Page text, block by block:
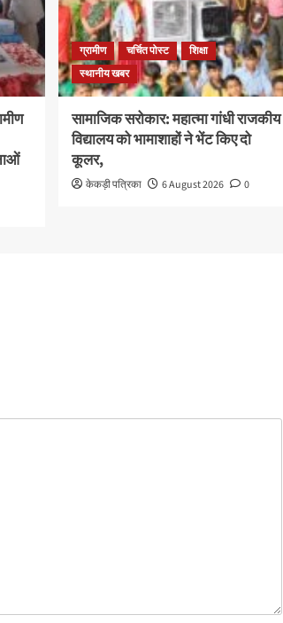
ग्रामीण चर्चित पोस्ट
शिक्षा
स्थानीय खबर
सामाजिक सरोकार: महात्मा गांधी राजकीय
विद्यालय को भामाशाहों ने भेंट किए दो
कूलर,
केकड़ी पत्रिका 6 August 2026 0